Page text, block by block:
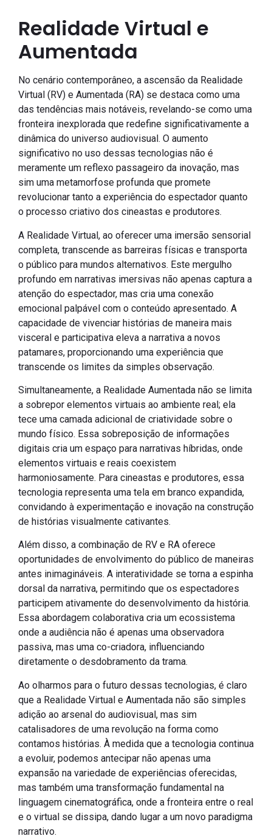
Realidade Virtual e
Aumentada
No cenário contemporâneo, a ascensão da Realidade
Virtual (RV) e Aumentada (RA) se destaca como uma
das tendências mais notáveis, revelando-se como uma
fronteira inexplorada que redefine significativamente a
dinâmica do universo audiovisual. O aumento
significativo no uso dessas tecnologias não é
meramente um reflexo passageiro da inovação, mas
sim uma metamorfose profunda que promete
revolucionar tanto a experiência do espectador quanto
o processo criativo dos cineastas e produtores.
A Realidade Virtual, ao oferecer uma imersão sensorial
completa, transcende as barreiras físicas e transporta
o público para mundos alternativos. Este mergulho
profundo em narrativas imersivas não apenas captura a
atenção do espectador, mas cria uma conexão
emocional palpável com o conteúdo apresentado. A
capacidade de vivenciar histórias de maneira mais
visceral e participativa eleva a narrativa a novos
patamares, proporcionando uma experiência que
transcende os limites da simples observação.
Simultaneamente, a Realidade Aumentada não se limita
a sobrepor elementos virtuais ao ambiente real; ela
tece uma camada adicional de criatividade sobre o
mundo físico. Essa sobreposição de informações
digitais cria um espaço para narrativas híbridas, onde
elementos virtuais e reais coexistem
harmoniosamente. Para cineastas e produtores, essa
tecnologia representa uma tela em branco expandida,
convidando à experimentação e inovação na construção
de histórias visualmente cativantes.
Além disso, a combinação de RV e RA oferece
oportunidades de envolvimento do público de maneiras
antes inimagináveis. A interatividade se torna a espinha
dorsal da narrativa, permitindo que os espectadores
participem ativamente do desenvolvimento da história.
Essa abordagem colaborativa cria um ecossistema
onde a audiência não é apenas uma observadora
passiva, mas uma co-criadora, influenciando
diretamente o desdobramento da trama.
Ao olharmos para o futuro dessas tecnologias, é claro
que a Realidade Virtual e Aumentada não são simples
adição ao arsenal do audiovisual, mas sim
catalisadores de uma revolução na forma como
contamos histórias. À medida que a tecnologia continua
a evoluir, podemos antecipar não apenas uma
expansão na variedade de experiências oferecidas,
mas também uma transformação fundamental na
linguagem cinematográfica, onde a fronteira entre o real
e o virtual se dissipa, dando lugar a um novo paradigma
narrativo.